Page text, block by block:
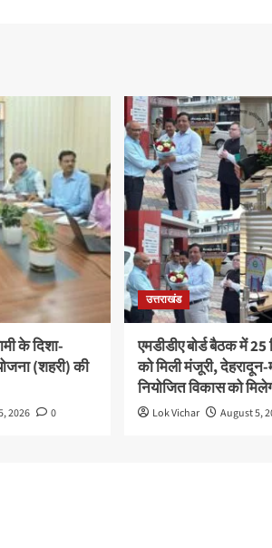
के दिशा-
(शहरी) की
2026 0
उत्तराखंड
एमडीडीए बोर्ड बैठक में 25
को मिली मंजूरी,
नियोजित विकास को
Lok Vichar August 5,